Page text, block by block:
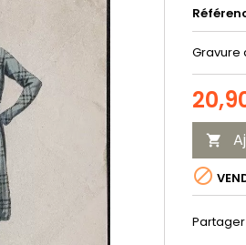
Gravure


Partager